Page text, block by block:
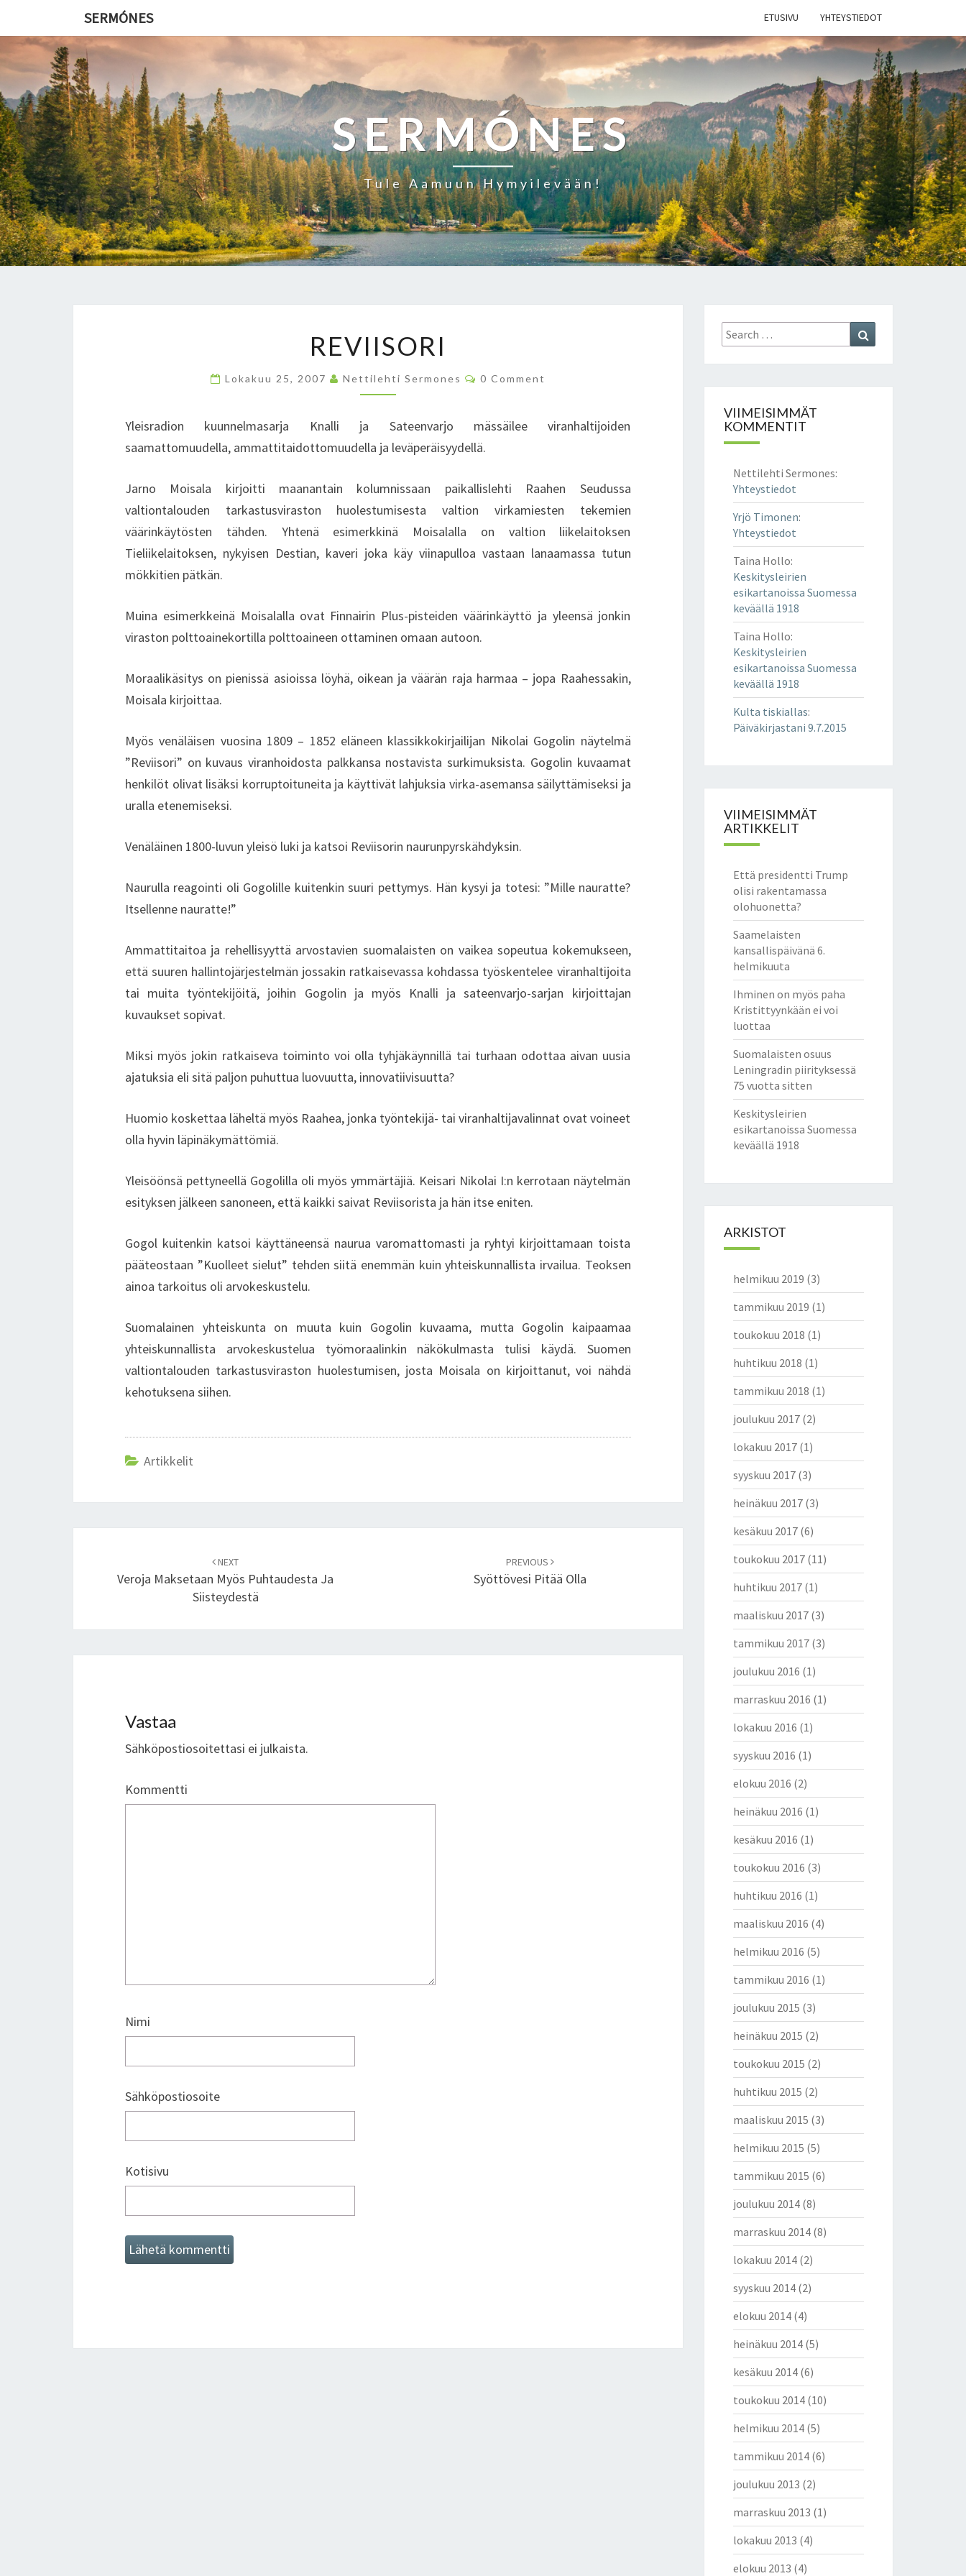
SERMÓNES ETUSIVU YHTEYSTIEDOT
SERMÓNES
Tule Aamuun Hymyilevään!
E
I
I
R
REVIISORI
Lokakuu 25, 2007 Nettilehti Sermones
C
O
N
T
S
0 Comment
Yleisradion kuunnelmasarja Knalli ja Sateenvarjo mässäilee viranhaltijoiden
saamattomuudella, ammattitaidottomuudella ja leväperäisyydellä.
Jarno Moisala kirjoitti maanantain kolumnissaan paikallislehti Raahen Seudussa
valtiontalouden tarkastusviraston huolestumisesta valtion virkamiesten tekemien
väärinkäytösten tähden. Yhtenä esimerkkinä Moisalalla on valtion liikelaitoksen
Tieliikelaitoksen, nykyisen Destian, kaveri joka käy viinapulloa vastaan lanaamassa tutun
mökkitien pätkän.
Muina esimerkkeinä Moisalalla ovat Finnairin Plus-pisteiden väärinkäyttö ja yleensä jonkin
viraston polttoainekortilla polttoaineen ottaminen omaan autoon.
Moraalikäsitys on pienissä asioissa löyhä, oikean ja väärän raja harmaa – jopa Raahessakin,
Moisala kirjoittaa.
Myös venäläisen vuosina 1809 – 1852 eläneen klassikkokirjailijan Nikolai Gogolin näytelmä
”Reviisori” on kuvaus viranhoidosta palkkansa nostavista surkimuksista. Gogolin kuvaamat
henkilöt olivat lisäksi korruptoituneita ja käyttivät lahjuksia virka-asemansa säilyttämiseksi ja
uralla etenemiseksi.
Venäläinen 1800-luvun yleisö luki ja katsoi Reviisorin naurunpyrskähdyksin.
Naurulla reagointi oli Gogolille kuitenkin suuri pettymys. Hän kysyi ja totesi: ”Mille nauratte?
Itsellenne nauratte!”
Ammattitaitoa ja rehellisyyttä arvostavien suomalaisten on vaikea sopeutua kokemukseen,
että suuren hallintojärjestelmän jossakin ratkaisevassa kohdassa työskentelee viranhaltijoita
tai muita työntekijöitä, joihin Gogolin ja myös Knalli ja sateenvarjo-sarjan kirjoittajan
kuvaukset sopivat.
Miksi myös jokin ratkaiseva toiminto voi olla tyhjäkäynnillä tai turhaan odottaa aivan uusia
ajatuksia eli sitä paljon puhuttua luovuutta, innovatiivisuutta?
Huomio koskettaa läheltä myös Raahea, jonka työntekijä- tai viranhaltijavalinnat ovat voineet
olla hyvin läpinäkymättömiä.
Yleisöönsä pettyneellä Gogolilla oli myös ymmärtäjiä. Keisari Nikolai I:n kerrotaan näytelmän
esityksen jälkeen sanoneen, että kaikki saivat Reviisorista ja hän itse eniten.
Gogol kuitenkin katsoi käyttäneensä naurua varomattomasti ja ryhtyi kirjoittamaan toista
pääteostaan ”Kuolleet sielut” tehden siitä enemmän kuin yhteiskunnallista irvailua. Teoksen
ainoa tarkoitus oli arvokeskustelu.
Suomalainen yhteiskunta on muuta kuin Gogolin kuvaama, mutta Gogolin kaipaamaa
yhteiskunnallista arvokeskustelua työmoraalinkin näkökulmasta tulisi käydä. Suomen
valtiontalouden tarkastusviraston huolestumisen, josta Moisala on kirjoittanut, voi nähdä
kehotuksena siihen.
Artikkelit
navigation
NEXT
Veroja Maksetaan Myös Puhtaudesta Ja
Siisteydestä
PREVIOUS
Syöttövesi Pitää Olla
Vastaa
Sähköpostiosoitettasi ei julkaista.
Kommentti
Nimi
Sähköpostiosoite
Kotisivu
Search
for:
VIIMEISIMMÄT
KOMMENTIT
Nettilehti Sermones:
Yhteystiedot
Yrjö Timonen:
Yhteystiedot
Taina Hollo:
Keskitysleirien
esikartanoissa Suomessa
keväällä 1918
Taina Hollo:
Keskitysleirien
esikartanoissa Suomessa
keväällä 1918
Kulta tiskiallas:
Päiväkirjastani 9.7.2015
VIIMEISIMMÄT
ARTIKKELIT
Että presidentti Trump
olisi rakentamassa
olohuonetta?
Saamelaisten
kansallispäivänä 6.
helmikuuta
Ihminen on myös paha
Kristittyynkään ei voi
luottaa
Suomalaisten osuus
Leningradin piirityksessä
75 vuotta sitten
Keskitysleirien
esikartanoissa Suomessa
keväällä 1918
ARKISTOT
helmikuu 2019 (3)
tammikuu 2019 (1)
toukokuu 2018 (1)
huhtikuu 2018 (1)
tammikuu 2018 (1)
joulukuu 2017(2)
lokakuu 2017(1)
syyskuu 2017(3)
heinäkuu 2017(3)
kesäkuu 2017(6)
toukokuu 2017(11)
huhtikuu 2017(1)
maaliskuu 2017(3)
tammikuu 2017(3)
joulukuu 2016 (1)
marraskuu 2016 (1)
lokakuu 2016 (1)
syyskuu 2016 (1)
elokuu 2016 (2)
heinäkuu 2016 (1)
kesäkuu 2016 (1)
toukokuu 2016 (3)
huhtikuu 2016 (1)
maaliskuu 2016 (4)
helmikuu 2016 (5)
tammikuu 2016 (1)
joulukuu 2015 (3)
heinäkuu 2015 (2)
toukokuu 2015 (2)
huhtikuu 2015 (2)
maaliskuu 2015 (3)
helmikuu 2015 (5)
tammikuu 2015 (6)
joulukuu 2014(8)
marraskuu 2014(8)
lokakuu 2014(2)
syyskuu 2014(2)
elokuu 2014(4)
heinäkuu 2014(5)
kesäkuu 2014(6)
toukokuu 2014(10)
helmikuu 2014(5)
tammikuu 2014(6)
joulukuu 2013 (2)
marraskuu 2013 (1)
lokakuu 2013 (4)
elokuu 2013 (4)